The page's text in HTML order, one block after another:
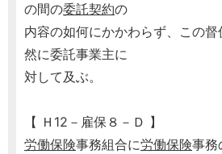
の間の委託契約の
内容の如何にかかわらず、この
然に委託事業主に
対して及ぶ。
【 Ｈ12－雇保８－Ｄ 】
労働保険事務組合に労働保険事務